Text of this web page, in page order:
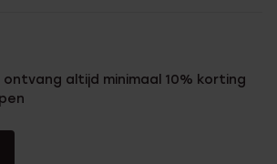
ontvang altijd minimaal 10% korting